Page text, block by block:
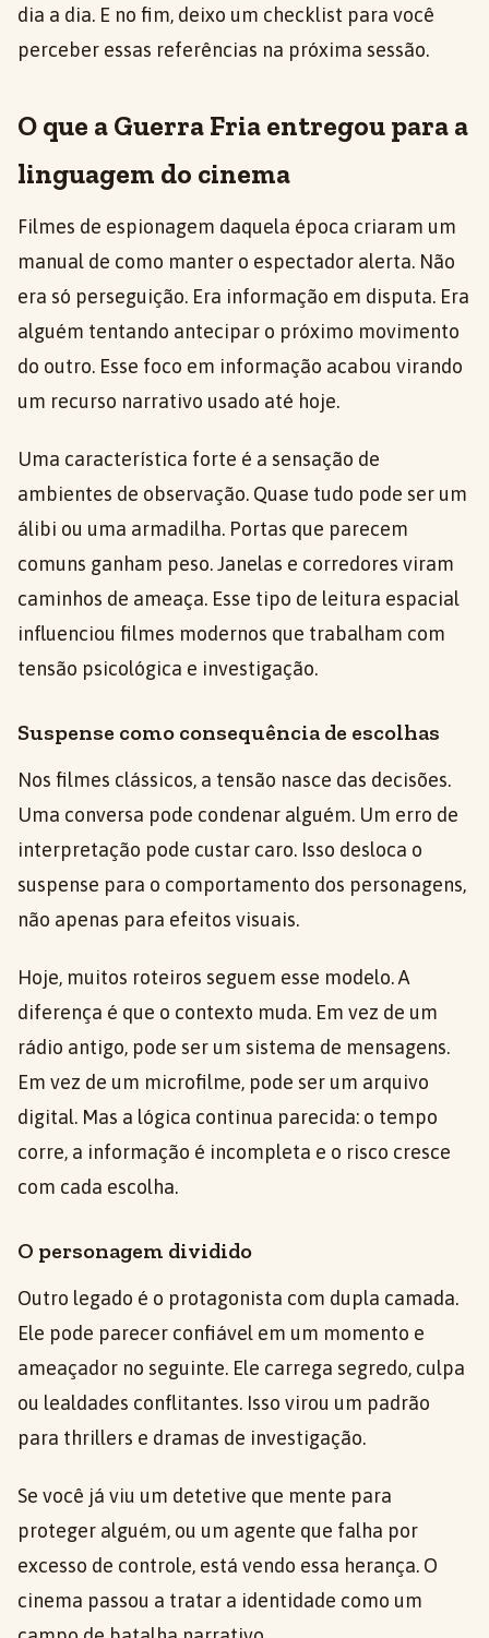
dia a dia. E no fim, deixo um checklist para você
perceber essas referências na próxima sessão.
O que a Guerra Fria entregou para a
linguagem do cinema
Filmes de espionagem daquela época criaram um
manual de como manter o espectador alerta. Não
era só perseguição. Era informação em disputa. Era
alguém tentando antecipar o próximo movimento
do outro. Esse foco em informação acabou virando
um recurso narrativo usado até hoje.
Uma característica forte é a sensação de
ambientes de observação. Quase tudo pode ser um
álibi ou uma armadilha. Portas que parecem
comuns ganham peso. Janelas e corredores viram
caminhos de ameaça. Esse tipo de leitura espacial
influenciou filmes modernos que trabalham com
tensão psicológica e investigação.
Suspense como consequência de escolhas
Nos filmes clássicos, a tensão nasce das decisões.
Uma conversa pode condenar alguém. Um erro de
interpretação pode custar caro. Isso desloca o
suspense para o comportamento dos personagens,
não apenas para efeitos visuais.
Hoje, muitos roteiros seguem esse modelo. A
diferença é que o contexto muda. Em vez de um
rádio antigo, pode ser um sistema de mensagens.
Em vez de um microfilme, pode ser um arquivo
digital. Mas a lógica continua parecida: o tempo
corre, a informação é incompleta e o risco cresce
com cada escolha.
O personagem dividido
Outro legado é o protagonista com dupla camada.
Ele pode parecer confiável em um momento e
ameaçador no seguinte. Ele carrega segredo, culpa
ou lealdades conflitantes. Isso virou um padrão
para thrillers e dramas de investigação.
Se você já viu um detetive que mente para
proteger alguém, ou um agente que falha por
excesso de controle, está vendo essa herança. O
cinema passou a tratar a identidade como um